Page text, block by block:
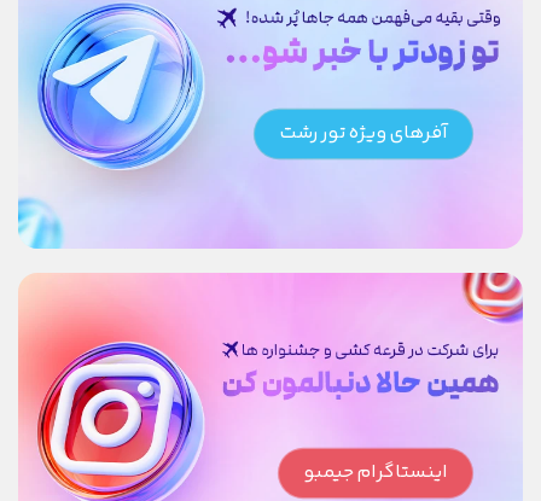
آفرهای ویژه تور رشت
اینستاگرام جیمبو